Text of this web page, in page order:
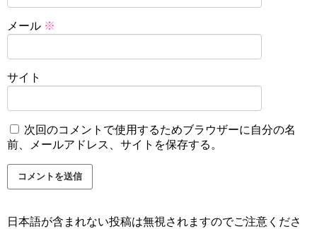
メール ※
サイト
次回のコメントで使用するためブラウザーに自分の名
前、メールアドレス、サイトを保存する。
日本語が含まれない投稿は無視されますのでご注意くださ